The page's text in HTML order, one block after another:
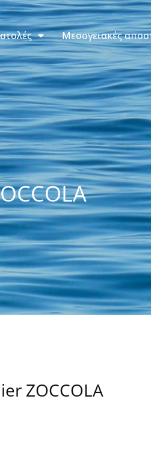
Μεσογειακές
ZOCCOLA